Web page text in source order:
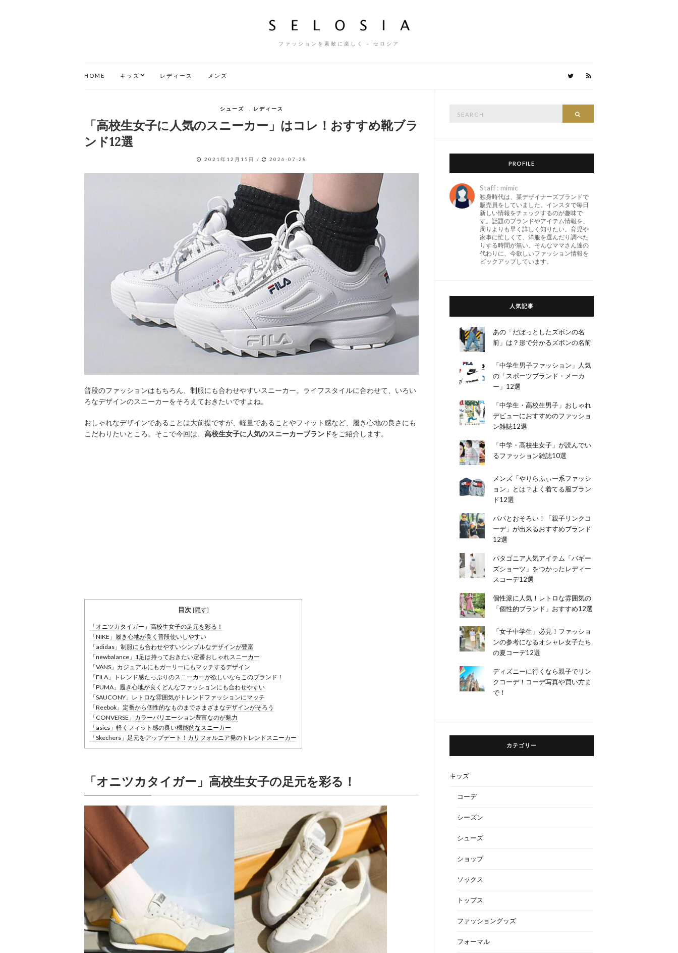
ファッションを素敵に楽しく – セロシア
HOME キッズ レディース メンズ
シューズ レディース
「高校生女子に人気のスニーカー」はコレ！おすすめ靴ブラ
ンド12選
2021年12月15日 / 2026-07-28
普段のファッションはもちろん、制服にも合わせやすいスニーカー。ライフスタイルに合わせて、いろい
ろなデザインのスニーカーをそろえておきたいですよね。
おしゃれなデザインであることは大前提ですが、軽量であることやフィット感など、履き心地の良さにも
こだわりたいところ。そこで今回は、 高校生女子に人気のスニーカーブランドをご紹介します。
目次 [隠す]
「オニツカタイガー」高校生女子の足元を彩る！
「NIKE」履き心地が良く普段使いしやすい
「adidas」制服にも合わせやすいシンプルなデザインが豊富
「newbalance」1足は持っておきたい定番おしゃれスニーカー
「VANS」カジュアルにもガーリーにもマッチするデザイン
「FILA」トレンド感たっぷりのスニーカーが欲しいならこのブランド！
「PUMA」履き心地が良くどんなファッションにも合わせやすい
「SAUCONY」レトロな雰囲気がトレンドファッションにマッチ
「Reebok」定番から個性的なものまでさまざまなデザインがそろう
「CONVERSE」カラーバリエーション豊富なのが魅力
「asics」軽くフィット感の良い機能的なスニーカー
「Skechers」足元をアップデート！カリフォルニア発のトレンドスニーカー
「オニツカタイガー」高校生女子の足元を彩る！
PROFILE
Staff : mimic
独身時代は、某デザイナーズブランドで
販売員をしていました。インスタで毎日
新しい情報をチェックするのが趣味で
す。話題のブランドやアイテム情報を、
周りよりも早く詳しく知りたい。育児や
家事に忙しくて、洋服を選んだり調べた
りする時間が無い。そんなママさん達の
代わりに、今欲しいファッション情報を
ピックアップしています。
人気記事
あの「だぼっとしたズボンの名
前」は？形で分かるズボンの名前
「中学生男子ファッション」人気
の「スポーツブランド・メーカ
ー」12選
「中学生・高校生男子」おしゃれ
デビューにおすすめのファッショ
ン雑誌12選
「中学・高校生女子」が読んでい
るファッション雑誌10選
メンズ「やりらふぃー系ファッシ
ョン」とは？よく着てる服ブラン
ド12選
パパとおそろい！「親子リンクコ
ーデ」が出来るおすすめブランド
12選
パタゴニア人気アイテム「バギー
ズショーツ」をつかったレディー
スコーデ12選
個性派に人気！レトロな雰囲気の
「個性的ブランド」おすすめ12選
「女子中学生」必見！ファッショ
ンの参考になるオシャレ女子たち
の夏コーデ12選
ディズニーに行くなら親子でリン
クコーデ！コーデ写真や買い方ま
で！
カテゴリー
キッズ
コーデ
シーズン
シューズ
ショップ
ソックス
トップス
ファッショングッズ
フォーマル